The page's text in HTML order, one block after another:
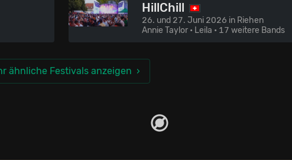
HillChill
26. und 27. Juni 2026 in Riehen
Annie Taylor • Leila • 17 weitere Bands
ähnliche Festivals anzeigen